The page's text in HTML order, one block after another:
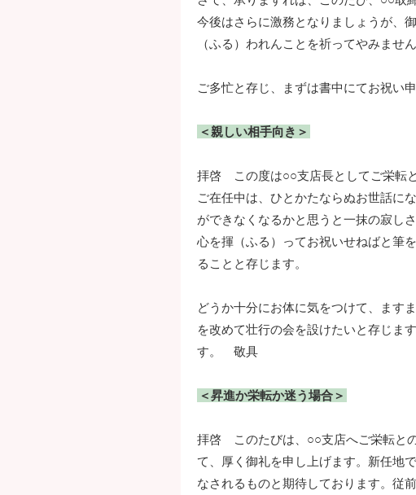
今後はさらに激務となりましょうが、
（ふる）われんことを祈ってやみません
ご多忙と存じ、まずは書中にてお祝い
＜親しい相手向き＞
拝啓 この度は○○支店長としてご栄転
ご在任中は、ひとかたならぬお世話に
ができなくなるかと思うと一抹の寂し
心を揮（ふる）ってお祝いせねばと筆
ることと存じます。
どうか十分にお体に気をつけて、ます
を改めて壮行の会を設けたいと存じま
す。 敬具
＜昇進か栄転か迷う場合＞
拝啓 このたびは、○○支店へご栄転と
て、厚く御礼を申し上げます。新任地
なされるものと期待しております。従